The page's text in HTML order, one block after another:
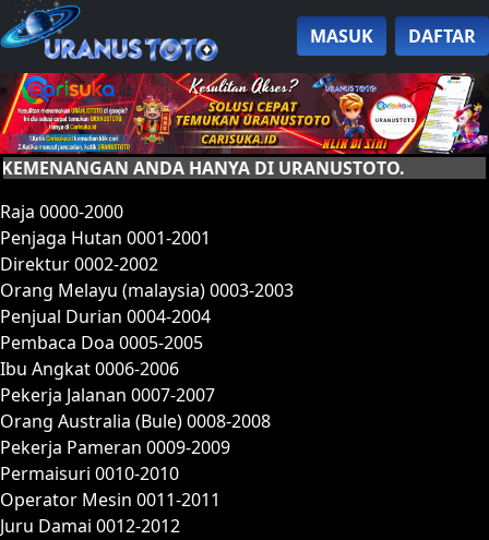
MASUK DAFTAR
ANDA HANYA DI URANUSTOTO.
Raja 0000-2000
Penjaga Hutan 0001-2001
Direktur 0002-2002
Orang Melayu (malaysia) 0003-2003
Penjual Durian 0004-2004
Pembaca Doa 0005-2005
Ibu Angkat 0006-2006
Pekerja Jalanan 0007-2007
Orang Australia (Bule) 0008-2008
Pekerja Pameran 0009-2009
Permaisuri 0010-2010
Operator Mesin 0011-2011
Juru Damai 0012-2012